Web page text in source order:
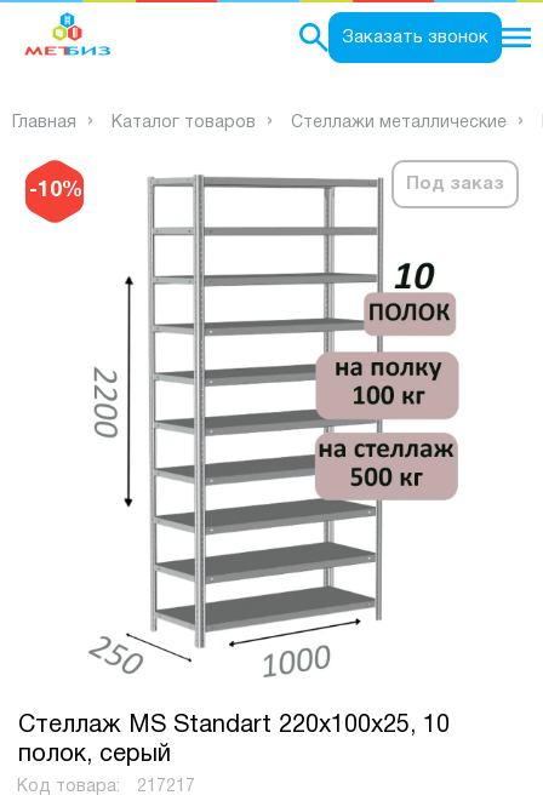
Заказать звонок
Главная Каталог товаров Стеллажи металлические
-10% Под заказ
Стеллаж MS Standart 220х100х25, 10
полок, серый
Код товара: 217217